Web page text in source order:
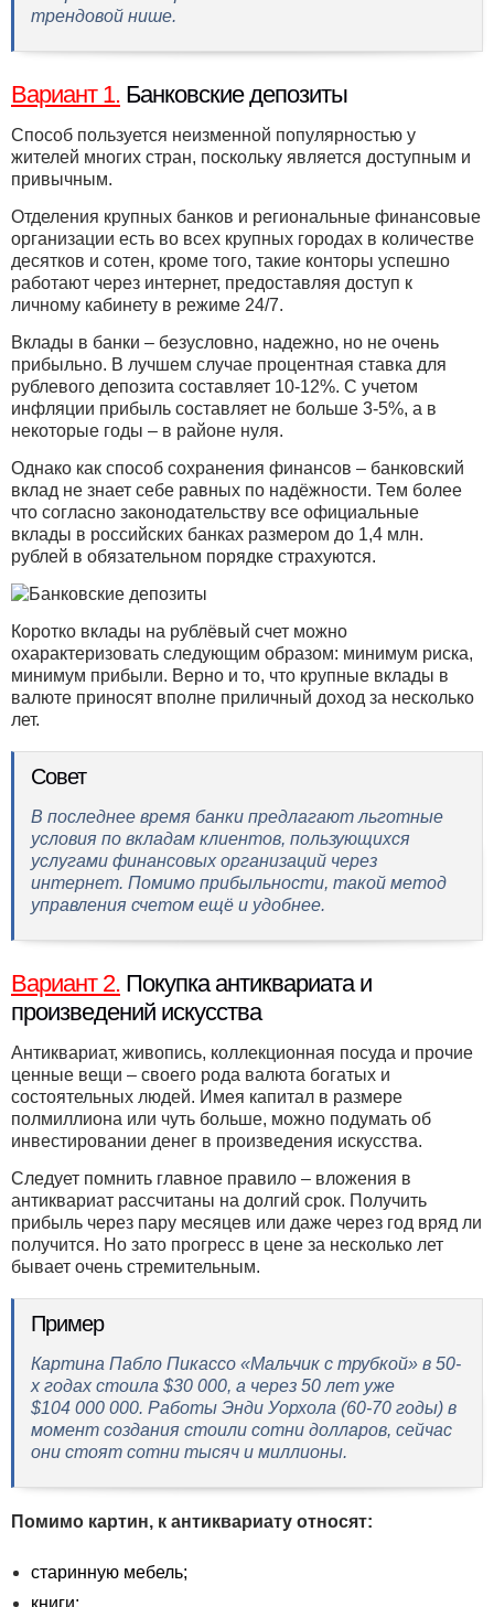
трендовой нише.
Вариант 1. Банковские депозиты
Способ пользуется неизменной популярностью у
жителей многих стран, поскольку является доступным и
привычным.
Отделения крупных банков и региональные финансовые
организации есть во всех крупных городах в количестве
десятков и сотен, кроме того, такие конторы успешно
работают через интернет, предоставляя доступ к
личному кабинету в режиме 24/7.
Вклады в банки – безусловно, надежно, но не очень
прибыльно. В лучшем случае процентная ставка для
рублевого депозита составляет 10-12%. С учетом
инфляции прибыль составляет не больше 3-5%, а в
некоторые годы – в районе нуля.
Однако как способ сохранения финансов – банковский
вклад не знает себе равных по надёжности. Тем более
что согласно законодательству все официальные
вклады в российских банках размером до 1,4 млн.
рублей в обязательном порядке страхуются.
Коротко вклады на рублёвый счет можно
охарактеризовать следующим образом: минимум риска,
минимум прибыли. Верно и то, что крупные вклады в
валюте приносят вполне приличный доход за несколько
лет.
Совет
В последнее время банки предлагают льготные
условия по вкладам клиентов, пользующихся
услугами финансовых организаций через
интернет. Помимо прибыльности, такой метод
управления счетом ещё и удобнее.
Вариант 2. Покупка антиквариата и
произведений искусства
Антиквариат, живопись, коллекционная посуда и прочие
ценные вещи – своего рода валюта богатых и
состоятельных людей. Имея капитал в размере
полмиллиона или чуть больше, можно подумать об
инвестировании денег в произведения искусства.
Следует помнить главное правило – вложения в
антиквариат рассчитаны на долгий срок. Получить
прибыль через пару месяцев или даже через год вряд ли
получится. Но зато прогресс в цене за несколько лет
бывает очень стремительным.
Пример
Картина Пабло Пикассо «Мальчик с трубкой» в 50-
х годах стоила $30 000, а через 50 лет уже
$104 000 000. Работы Энди Уорхола (60-70 годы) в
момент создания стоили сотни долларов, сейчас
они стоят сотни тысяч и миллионы.
Помимо картин, к антиквариату относят:
старинную мебель;
книги;